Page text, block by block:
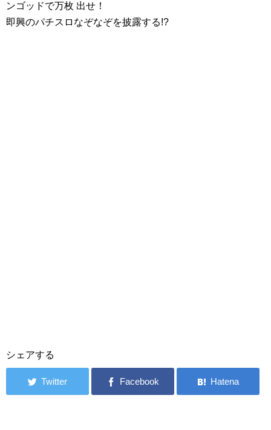
ンゴッドで万枚 出せ！
即興のパチスロなぞなぞを披露する!?
シェアする